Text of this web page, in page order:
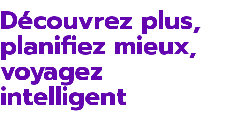
Découvrez plus,
planifiez mieux,
voyagez
intelligent